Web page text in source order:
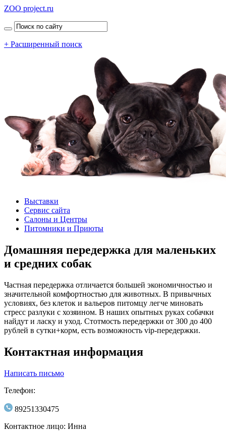
ZOO project.ru
+ Расширенный поиск
Выставки
Сервис сайта
Салоны и Центры
Питомники и Приюты
Домашняя передержка для маленьких
и средних собак
Частная передержка отличается большей экономичностью и
значительной комфортностью для животных. В привычных
условиях, без клеток и вальеров питомцу легче миновать
стресс разлуки с хозяином. В наших опытных руках собачки
найдут и ласку и уход. Стотмость передержки от 300 до 400
рублей в сутки+корм, есть возможность vip-передержки.
Контактная информация
Написать письмо
Телефон:
89251330475
Контактное лицо: Инна